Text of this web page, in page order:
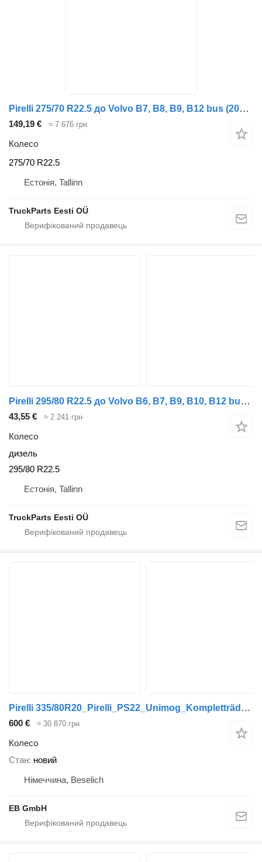
Pirelli 275/70 R22.5 до Volvo B7, B8, B9, B12 bus (2005-)
149,19 € ≈ 7 676 грн
Колесо
275/70 R22.5
Естонія, Tallinn
TruckParts Eesti OÜ
Pirelli 295/80 R22.5 до Volvo B6, B7, B9, B10, B12 bus (1978-2011)
43,55 € ≈ 2 241 грн
Колесо
дизель
295/80 R22.5
Естонія, Tallinn
TruckParts Eesti OÜ
Pirelli 335/80R20_Pirelli_PS22_Unimog_Kompletträder_11x20Super_202001
600 € ≈ 30 870 грн
Колесо
Стан новий
Німеччина, Beselich
EB GmbH